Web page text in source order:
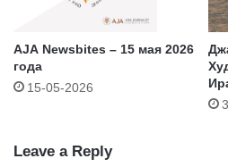
AJA Newsbites – 15 мая 2026
года
15-05-2026
Leave a Reply